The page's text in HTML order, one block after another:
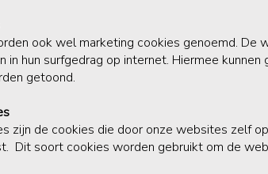
ook wel marketing cookies genoemd. De
in hun surfgedrag op internet. Hiermee kunnen
getoond.
zijn de cookies die door onze websites zelf
Dit soort cookies worden gebruikt om de